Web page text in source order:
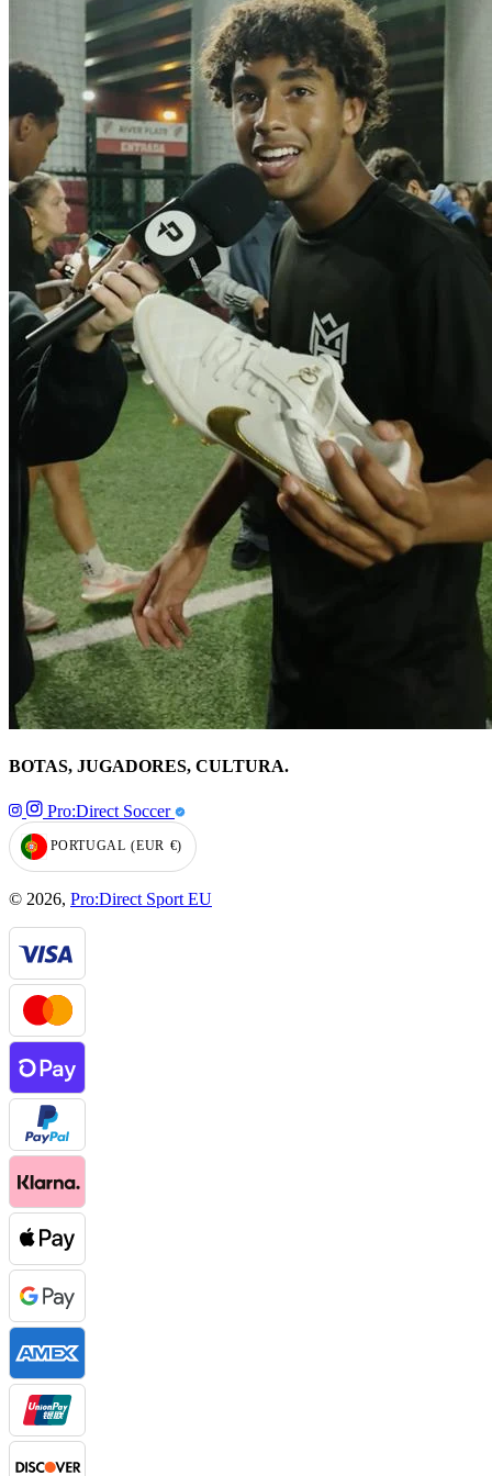
BOTAS, JUGADORES, CULTURA.
Pro:Direct Soccer
GEOLOCATION BUTTON: PORTUGAL, EUR, €
PORTUGAL (EUR €)
© 2026, Pro:Direct Sport EU